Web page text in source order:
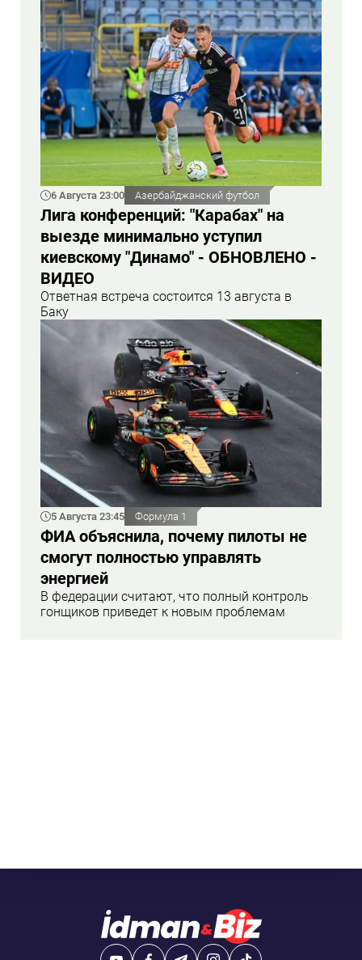
6 Августа 23:00 Азербайджанский футбол
Лига конференций: "Карабах" на
выезде минимально уступил
киевскому "Динамо" - ОБНОВЛЕНО -
ВИДЕО
Ответная встреча состоится 13 августа в
Баку
5 Августа 23:45 Формула 1
ФИА объяснила, почему пилоты не
смогут полностью управлять
энергией
В федерации считают, что полный контроль
гонщиков приведет к новым проблемам